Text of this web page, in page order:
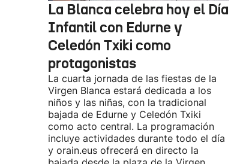
La Blanca celebra hoy el Día
Infantil con Edurne y
Celedón Txiki como
protagonistas
La cuarta jornada de las fiestas de la
Virgen Blanca estará dedicada a los
niños y las niñas, con la tradicional
bajada de Edurne y Celedón Txiki
como acto central. La programación
incluye actividades durante todo el día
y orain.eus ofrecerá en directo la